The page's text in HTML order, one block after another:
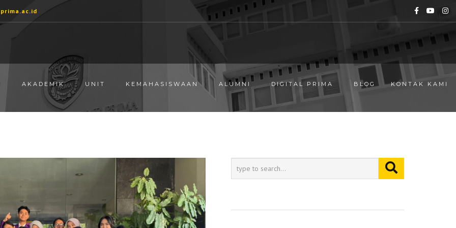
AKADEMIK UNIT KEMAHASISWAAN ALUMNI DIGITAL PRIMA BLOG KONTAK KAMI